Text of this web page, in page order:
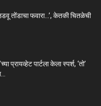
तोंडाचा फवारा…’, केतकी चितळेची
प्रायव्हेट पार्टला केला स्पर्श, ‘तो’